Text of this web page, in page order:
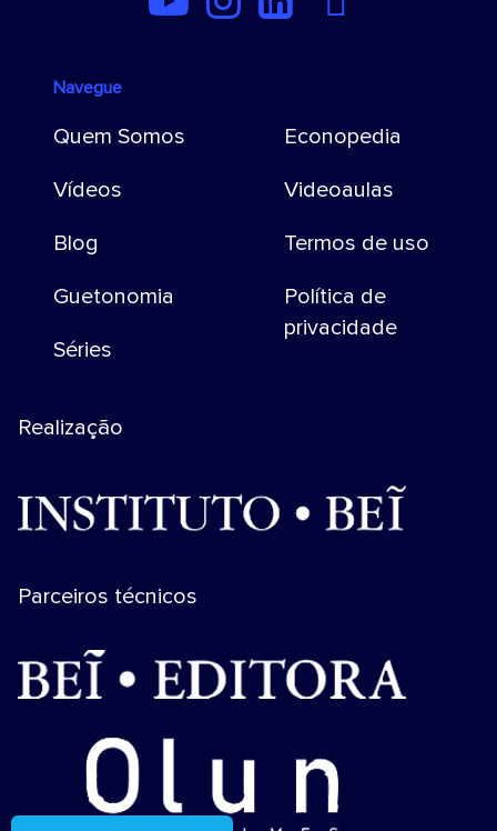
Navegue
Quem Somos
Vídeos
Blog
Guetonomia
Séries
Econopedia
Videoaulas
Termos de uso
Política de
privacidade
Realização
Parceiros técnicos